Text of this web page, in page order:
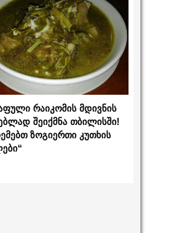
რაიკომის მდივნის
შეიქმნა თბილისში!
ზოგიერთი კუთხის